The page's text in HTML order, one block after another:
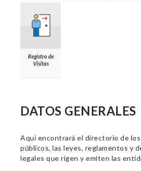
Registro de
Visitas
DATOS GENERALES
Aquí encontrará el directorio de
públicos, las leyes, reglamentos y
legales que rigen y emiten las